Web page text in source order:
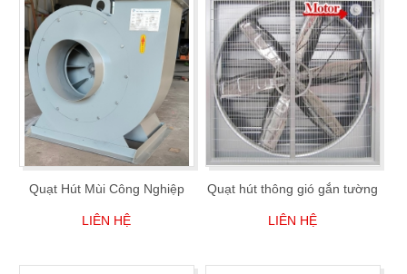
Quạt Hút Mùi Công Nghiệp
LIÊN HỆ
Quạt hút thông gió gắn tường
LIÊN HỆ